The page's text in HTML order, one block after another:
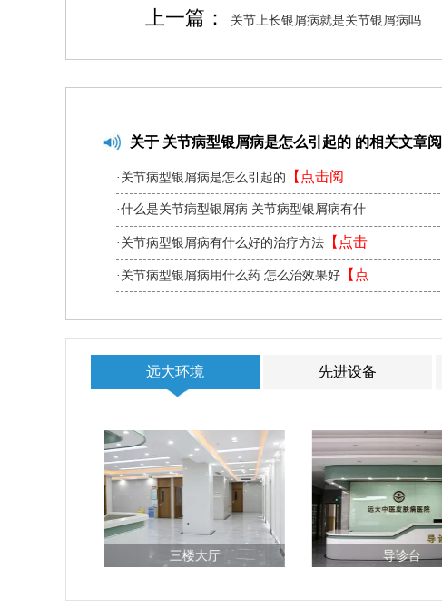
上一篇： 关节上长银屑病就是关节银屑病吗
关于 关节病型银屑病是怎么引起的 的相关文章
·关节病型银屑病是怎么引起的 【点击阅
读】
·什么是关节病型银屑病 关节病型银屑病有什
么症状【点击阅读】
·关节病型银屑病有什么好的治疗方法 【点击
阅读】
·关节病型银屑病用什么药 怎么治效果好 【点
远大环境 先进设备
三楼大厅 导诊台